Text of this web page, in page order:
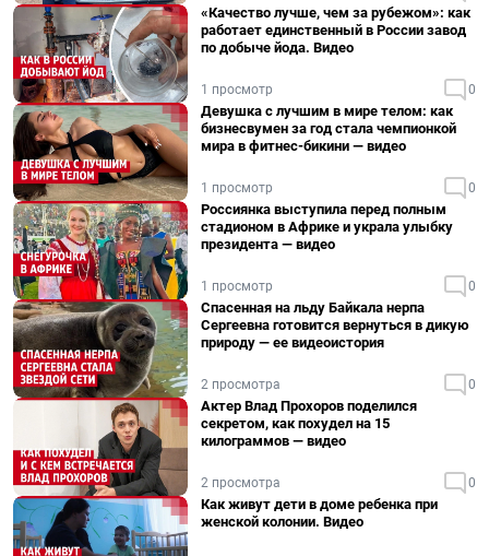
«Качество лучше, чем за рубежом»: как
работает единственный в России завод
по добыче йода. Видео
1 просмотр 0
Девушка с лучшим в мире телом: как
бизнесвумен за год стала чемпионкой
мира в фитнес-бикини — видео
1 просмотр 0
Россиянка выступила перед полным
стадионом в Африке и украла улыбку
президента — видео
1 просмотр 0
Спасенная на льду Байкала нерпа
Сергеевна готовится вернуться в дикую
природу — ее видеоистория
2 просмотра 0
Актер Влад Прохоров поделился
секретом, как похудел на 15
килограммов — видео
2 просмотра 0
Как живут дети в доме ребенка при
женской колонии. Видео